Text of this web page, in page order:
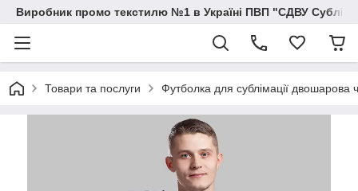
Виробник промо текстилю №1 в Україні ПВП "СДВУ
Товари та послуги Футболка для сублімації двошарова